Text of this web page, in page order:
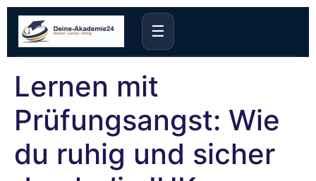
☰
Lernen mit
Prüfungsangst: Wie
du ruhig und sicher